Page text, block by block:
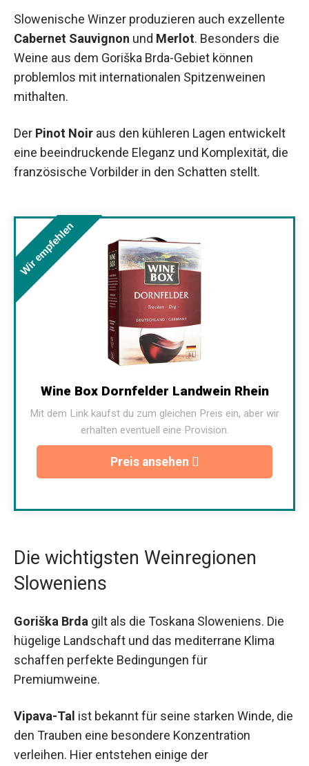
Slowenische Winzer produzieren auch exzellente
Cabernet Sauvignon und Merlot. Besonders die
Weine aus dem Goriška Brda-Gebiet können
problemlos mit internationalen Spitzenweinen
mithalten.
Der Pinot Noir aus den kühleren Lagen entwickelt
eine beeindruckende Eleganz und Komplexität, die
französische Vorbilder in den Schatten stellt.
Wir empfehlen
Wine Box Dornfelder Landwein Rhein
Mit dem Link kaufst du zum gleichen Preis ein, aber wir
erhalten eventuell eine Provision.
Preis ansehen
Die wichtigsten Weinregionen
Sloweniens
Goriška Brda gilt als die Toskana Sloweniens. Die
hügelige Landschaft und das mediterrane Klima
schaffen perfekte Bedingungen für
Premiumweine.
Vipava-Tal ist bekannt für seine starken Winde, die
den Trauben eine besondere Konzentration
verleihen. Hier entstehen einige der